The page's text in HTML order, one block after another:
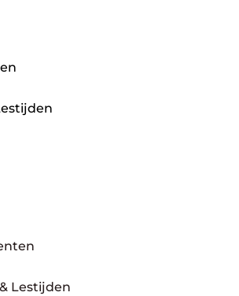
Lestijden